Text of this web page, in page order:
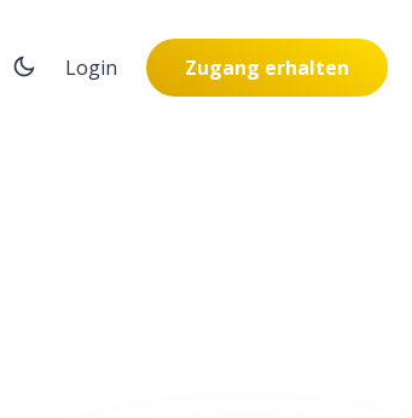
Login Zugang erhalten